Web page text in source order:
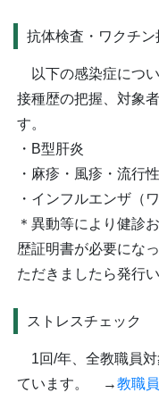
抗体検査・ワクチン
以下の感染症につ
接種歴の把握、対象
す。
・B型肝炎
・麻疹・風疹・流行
・インフルエンザ（
＊異動等により健診
歴証明書が必要にな
ただきましたら発行
ストレスチェック
1回/年、全教職員対
ています。 →教職